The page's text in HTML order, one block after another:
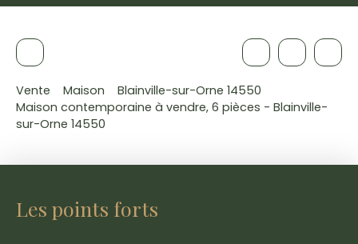
Vente Maison
Blainville-sur-Orne 14550
Maison contemporaine à vendre, 6 pièces - Blainville-
sur-Orne 14550
Les points forts